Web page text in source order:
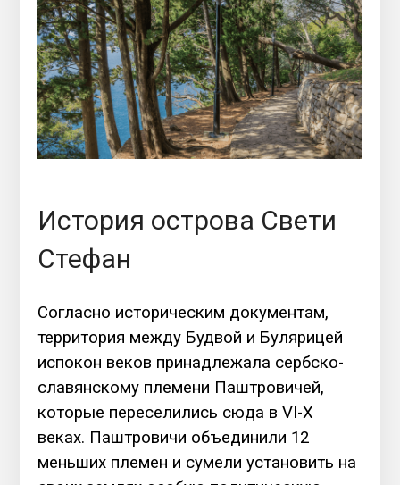
История острова Свети
Стефан
Согласно историческим документам,
территория между Будвой и Булярицей
испокон веков принадлежала сербско-
славянскому племени Паштровичей,
которые переселились сюда в VI-X
веках. Паштровичи объединили 12
меньших племен и сумели установить на